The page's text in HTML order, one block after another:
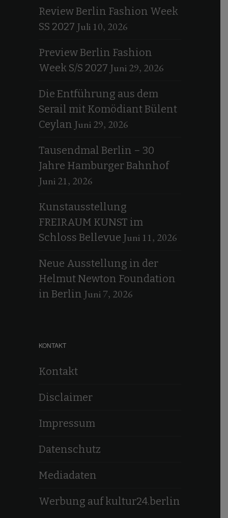
Review Berlin Fashion Week
SS 2027 Juli 10, 2026
Preview Berlin Fashion
Week S/S 2027 Juni 29, 2026
Die Entführung aus dem
Serail mit Komödiant Bülent
Ceylan Juni 29, 2026
Tausendmal Berlin – 30
Jahre Hamburger Bahnhof
Juni 21, 2026
Kunstausstellung
FREIRAUM KUNST im
Schloss Bellevue Juni 11, 2026
Neue Ausstellung in der
Helmut Newton Foundation
in Berlin Juni 7, 2026
KONTAKT
Kontakt
Disclaimer
Impressum
Datenschutz
Mediadaten
Werbung auf kultur24.berlin